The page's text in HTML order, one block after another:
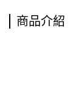
商品介紹